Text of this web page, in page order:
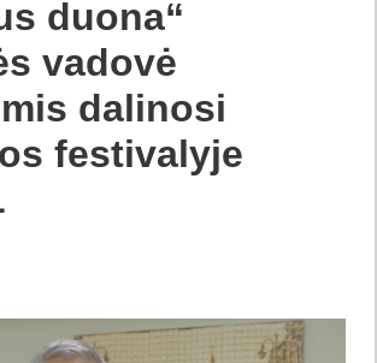
duona“
vadovė
dalinosi
festivalyje